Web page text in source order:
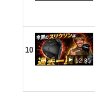
10
12:35